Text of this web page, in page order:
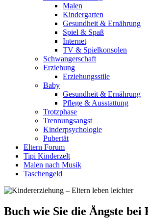
Malen
Kindergarten
Gesundheit & Ernährung
Spiel & Spaß
Internet
TV & Spielkonsolen
Schwangerschaft
Erziehung
Erziehungsstile
Baby
Gesundheit & Ernährung
Pflege & Ausstattung
Trotzphase
Trennungsangst
Kinderpsychologie
Pubertät
Eltern Forum
Tipi Kinderzelt
Malen nach Musik
Taschengeld
Buch wie Sie die Ängste